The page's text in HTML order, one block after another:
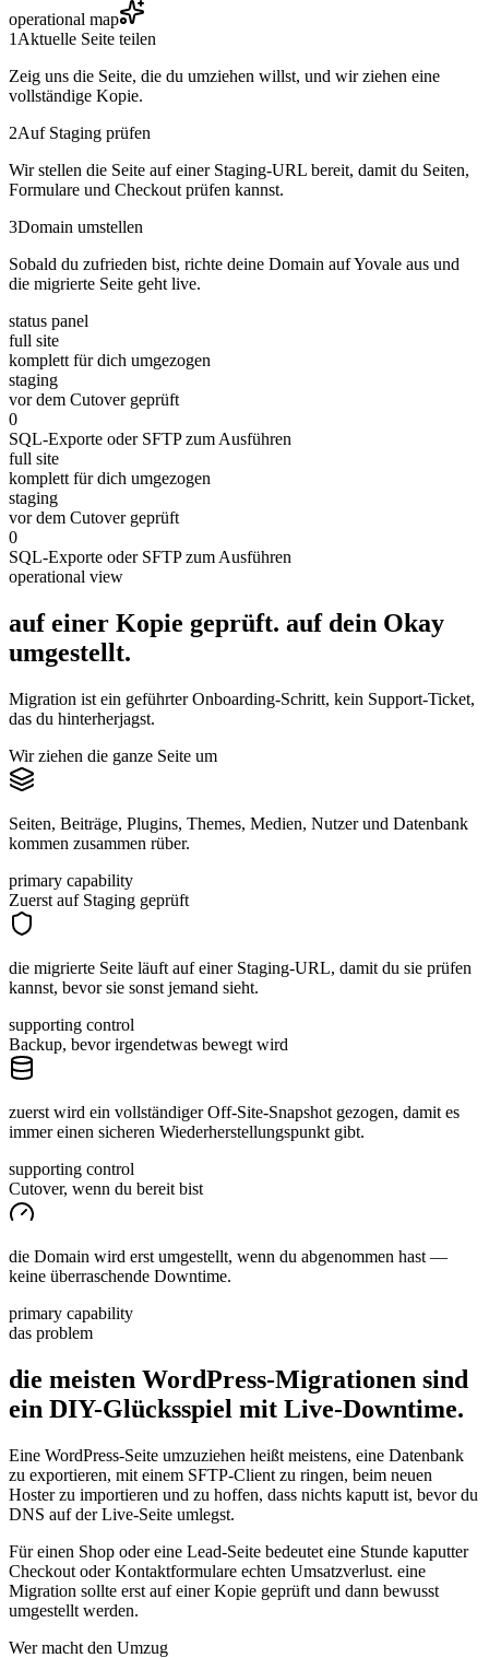
operational map
1 Aktuelle Seite teilen
Zeig uns die Seite, die du umziehen willst, und wir ziehen eine
vollständige Kopie.
2Auf Staging prüfen
Wir stellen die Seite auf einer Staging-URL bereit, damit du Seiten,
Formulare und Checkout prüfen kannst.
3Domain umstellen
Sobald du zufrieden bist, richte deine Domain auf Yovale aus und
die migrierte Seite geht live.
status panel
full site
komplett für dich umgezogen
staging
vor dem Cutover geprüft
0
SQL-Exporte oder SFTP zum Ausführen
full site
komplett für dich umgezogen
staging
vor dem Cutover geprüft
0
SQL-Exporte oder SFTP zum Ausführen
operational view
auf einer Kopie geprüft. auf dein Okay
umgestellt.
Migration ist ein geführter Onboarding-Schritt, kein Support-Ticket,
das du hinterherjagst.
Wir ziehen die ganze Seite um
Seiten, Beiträge, Plugins, Themes, Medien, Nutzer und Datenbank
kommen zusammen rüber.
primary capability
Zuerst auf Staging geprüft
die migrierte Seite läuft auf einer Staging-URL, damit du sie prüfen
kannst, bevor sie sonst jemand sieht.
supporting control
Backup, bevor irgendetwas bewegt wird
zuerst wird ein vollständiger Off-Site-Snapshot gezogen, damit es
immer einen sicheren Wiederherstellungspunkt gibt.
supporting control
Cutover, wenn du bereit bist
die Domain wird erst umgestellt, wenn du abgenommen hast —
keine überraschende Downtime.
primary capability
das problem
die meisten WordPress-Migrationen sind
ein DIY-Glücksspiel mit Live-Downtime.
Eine WordPress-Seite umzuziehen heißt meistens, eine Datenbank
zu exportieren, mit einem SFTP-Client zu ringen, beim neuen
Hoster zu importieren und zu hoffen, dass nichts kaputt ist, bevor du
DNS auf der Live-Seite umlegst.
Für einen Shop oder eine Lead-Seite bedeutet eine Stunde kaputter
Checkout oder Kontaktformulare echten Umsatzverlust. eine
Migration sollte erst auf einer Kopie geprüft und dann bewusst
umgestellt werden.
Wer macht den Umzug